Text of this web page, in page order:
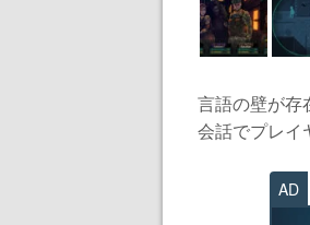
言語の壁が存
会話でプレイ
AD